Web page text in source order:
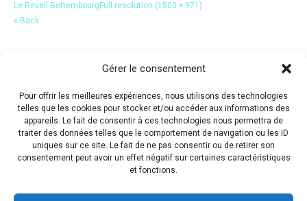
Gérer le consentement
Pour offrir les meilleures expériences, nous utilisons des technologies
telles que les cookies pour stocker et/ou accéder aux informations des
appareils. Le fait de consentir à ces technologies nous permettra de
traiter des données telles que le comportement de navigation ou les ID
uniques sur ce site. Le fait de ne pas consentir ou de retirer son
consentement peut avoir un effet négatif sur certaines caractéristiques
et fonctions.
Le Reveil Bettembourg Full resolution (1500 × 971)
« Back